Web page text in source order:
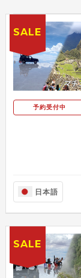
予約受付中
日本語
SALE
SALE